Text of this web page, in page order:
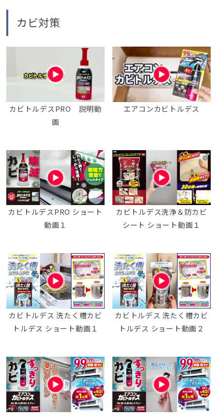
カビ対策
カビトルデスPRO 説明動
画
エアコンカビトルデス
カビトルデスPRO ショート
動画１
カビトルデス洗浄＆防カビ
シート ショート動画１
カビトルデス 洗たく槽カビ
トルデス ショート動画１
カビトルデス 洗たく槽カビ
トルデス ショート動画２